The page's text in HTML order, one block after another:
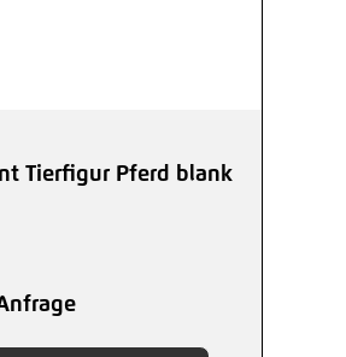
Tierfigur Pferd blank